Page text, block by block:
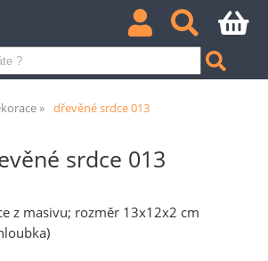
dřevěné srdce 013
srdce 013
z masivu; rozměr 13x12x2 cm